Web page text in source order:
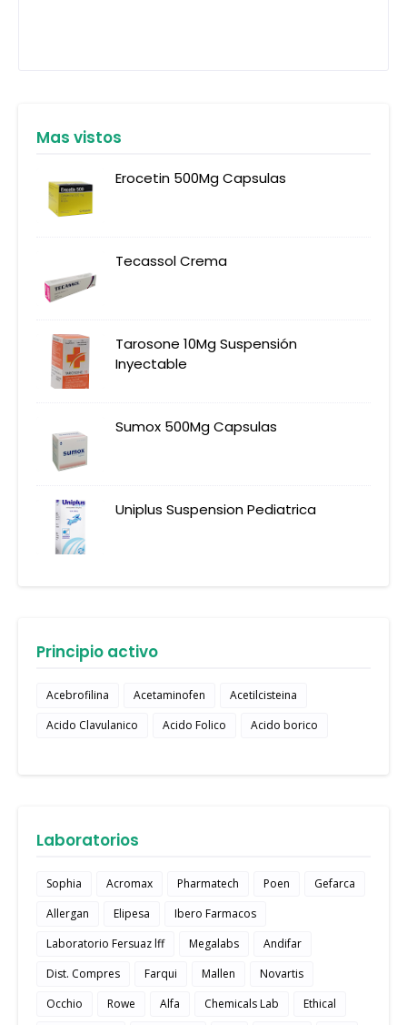
Mas vistos
Erocetin 500Mg Capsulas
Tecassol Crema
Tarosone 10Mg Suspensión
Inyectable
Sumox 500Mg Capsulas
Uniplus Suspension Pediatrica
Principio activo
Acebrofilina Acetaminofen
Acetilcisteina
Acido Clavulanico
Acido Folico Acido borico
Laboratorios
Sophia Acromax Pharmatech Poen
Gefarca
Allergan
Elipesa
Ibero Farmacos
Laboratorio Fersuaz lff
Megalabs
Andifar
Dist. Compres
Farqui Mallen
Novartis
Occhio
Rowe Alfa Chemicals Lab
Ethical